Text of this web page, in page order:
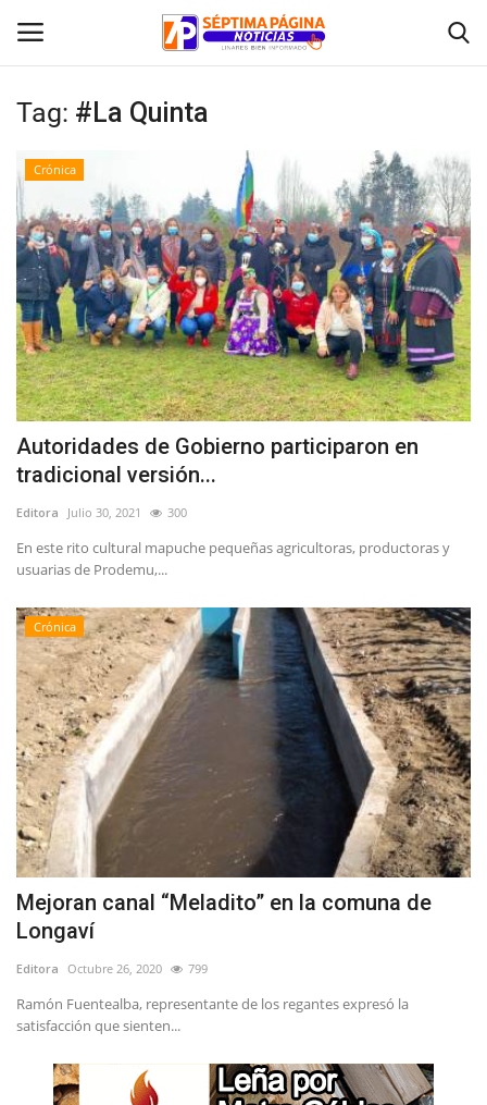
Crónica
Policial
Tribunales
Deporte
Política
Espectáculos
Tag: #La Quinta
Crónica
Autoridades de Gobierno participaron en
tradicional versión...
Editora Julio 30, 2021 300
En este rito cultural mapuche pequeñas agricultoras, productoras y
usuarias de Prodemu,...
Crónica
Mejoran canal “Meladito” en la comuna de
Longaví
Editora Octubre 26, 2020 799
Ramón Fuentealba, representante de los regantes expresó la
satisfacción que sienten...